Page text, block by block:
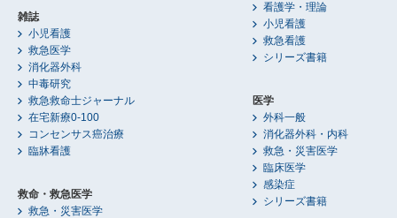
雑誌
小児看護
救急医学
消化器外科
中毒研究
救急救命士ジャーナル
在宅新療0-100
コンセンサス癌治療
臨牀看護
救命・救急医学
救急・災害医学
看護学・理論
小児看護
救急看護
シリーズ書籍
医学
外科一般
消化器外科・内科
救急・災害医学
臨床医学
感染症
シリーズ書籍